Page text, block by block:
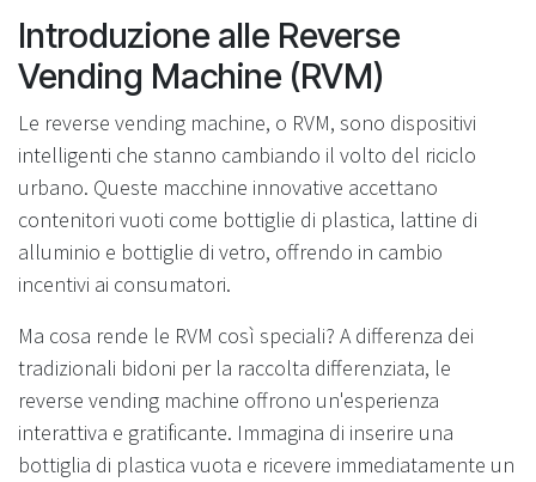
Introduzione alle Reverse
Vending Machine (RVM)
Le reverse vending machine, o RVM, sono dispositivi
intelligenti che stanno cambiando il volto del riciclo
urbano. Queste macchine innovative accettano
contenitori vuoti come bottiglie di plastica, lattine di
alluminio e bottiglie di vetro, offrendo in cambio
incentivi ai consumatori.
Ma cosa rende le RVM così speciali? A differenza dei
tradizionali bidoni per la raccolta differenziata, le
reverse vending machine offrono un'esperienza
interattiva e gratificante. Immagina di inserire una
bottiglia di plastica vuota e ricevere immediatamente un